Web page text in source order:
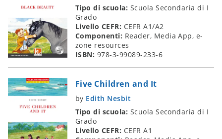
Tipo di scuola: Scuola Secondaria di I
Grado
Livello CEFR: CEFR A1/A2
Componenti: Reader, Media App, e-
zone resources
ISBN: 978-3-99089-233-6
Five Children and It
by Edith Nesbit
Tipo di scuola: Scuola Secondaria di I
Grado
Livello CEFR: CEFR A1